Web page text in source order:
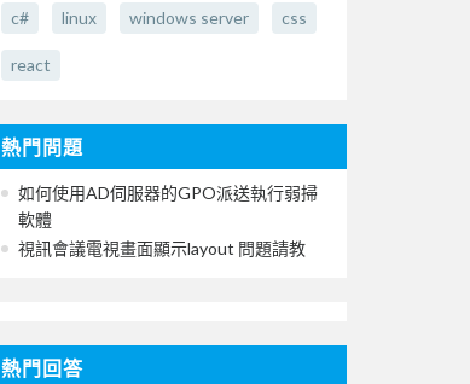
c# linux windows server css
react
熱門問題
如何使用AD伺服器的GPO派送執行弱掃
軟體
視訊會議電視畫面顯示layout 問題請教
熱門回答